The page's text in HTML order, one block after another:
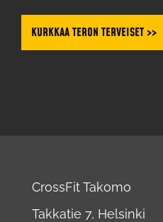
KURKKAA TERON TERVEISET >>
CrossFit Takomo
Takkatie 7, Helsinki